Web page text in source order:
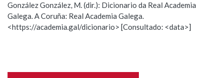
BUSCAR NO CONTIDO
Nas definicións
Nome
González González, M. (dir.): Dicionario da Real Academia
Galega. A Coruña: Real Academia Galega.
<https://academia.gal/dicionario> [Consultado: <data>]